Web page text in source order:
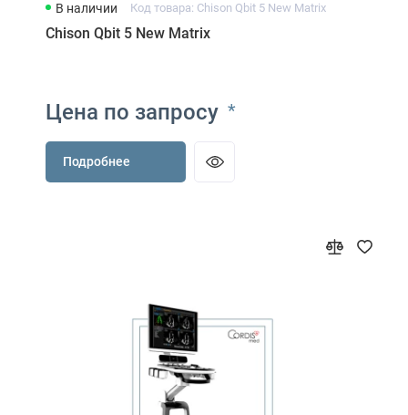
В наличии Код товара: Chison Qbit 5 New Matrix
Chison Qbit 5 New Matrix
Цена по запросу *
Подробнее